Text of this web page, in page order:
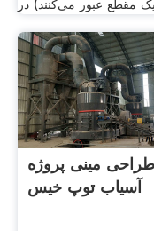
مقطع عبور می‌کنند) در
طراحی مینی پروژه
آسیاب توپ خیس